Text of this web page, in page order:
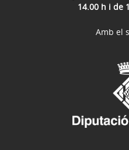
14.00 h i de
Amb el